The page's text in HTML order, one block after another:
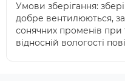
Умови зберігання:
добре вентилюються,
сонячних променів при
відносній вологості